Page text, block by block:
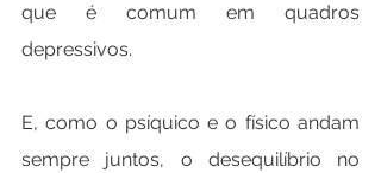
que é comum em quadros
depressivos.
E, como o psíquico e o físico andam
sempre juntos, o desequilíbrio no